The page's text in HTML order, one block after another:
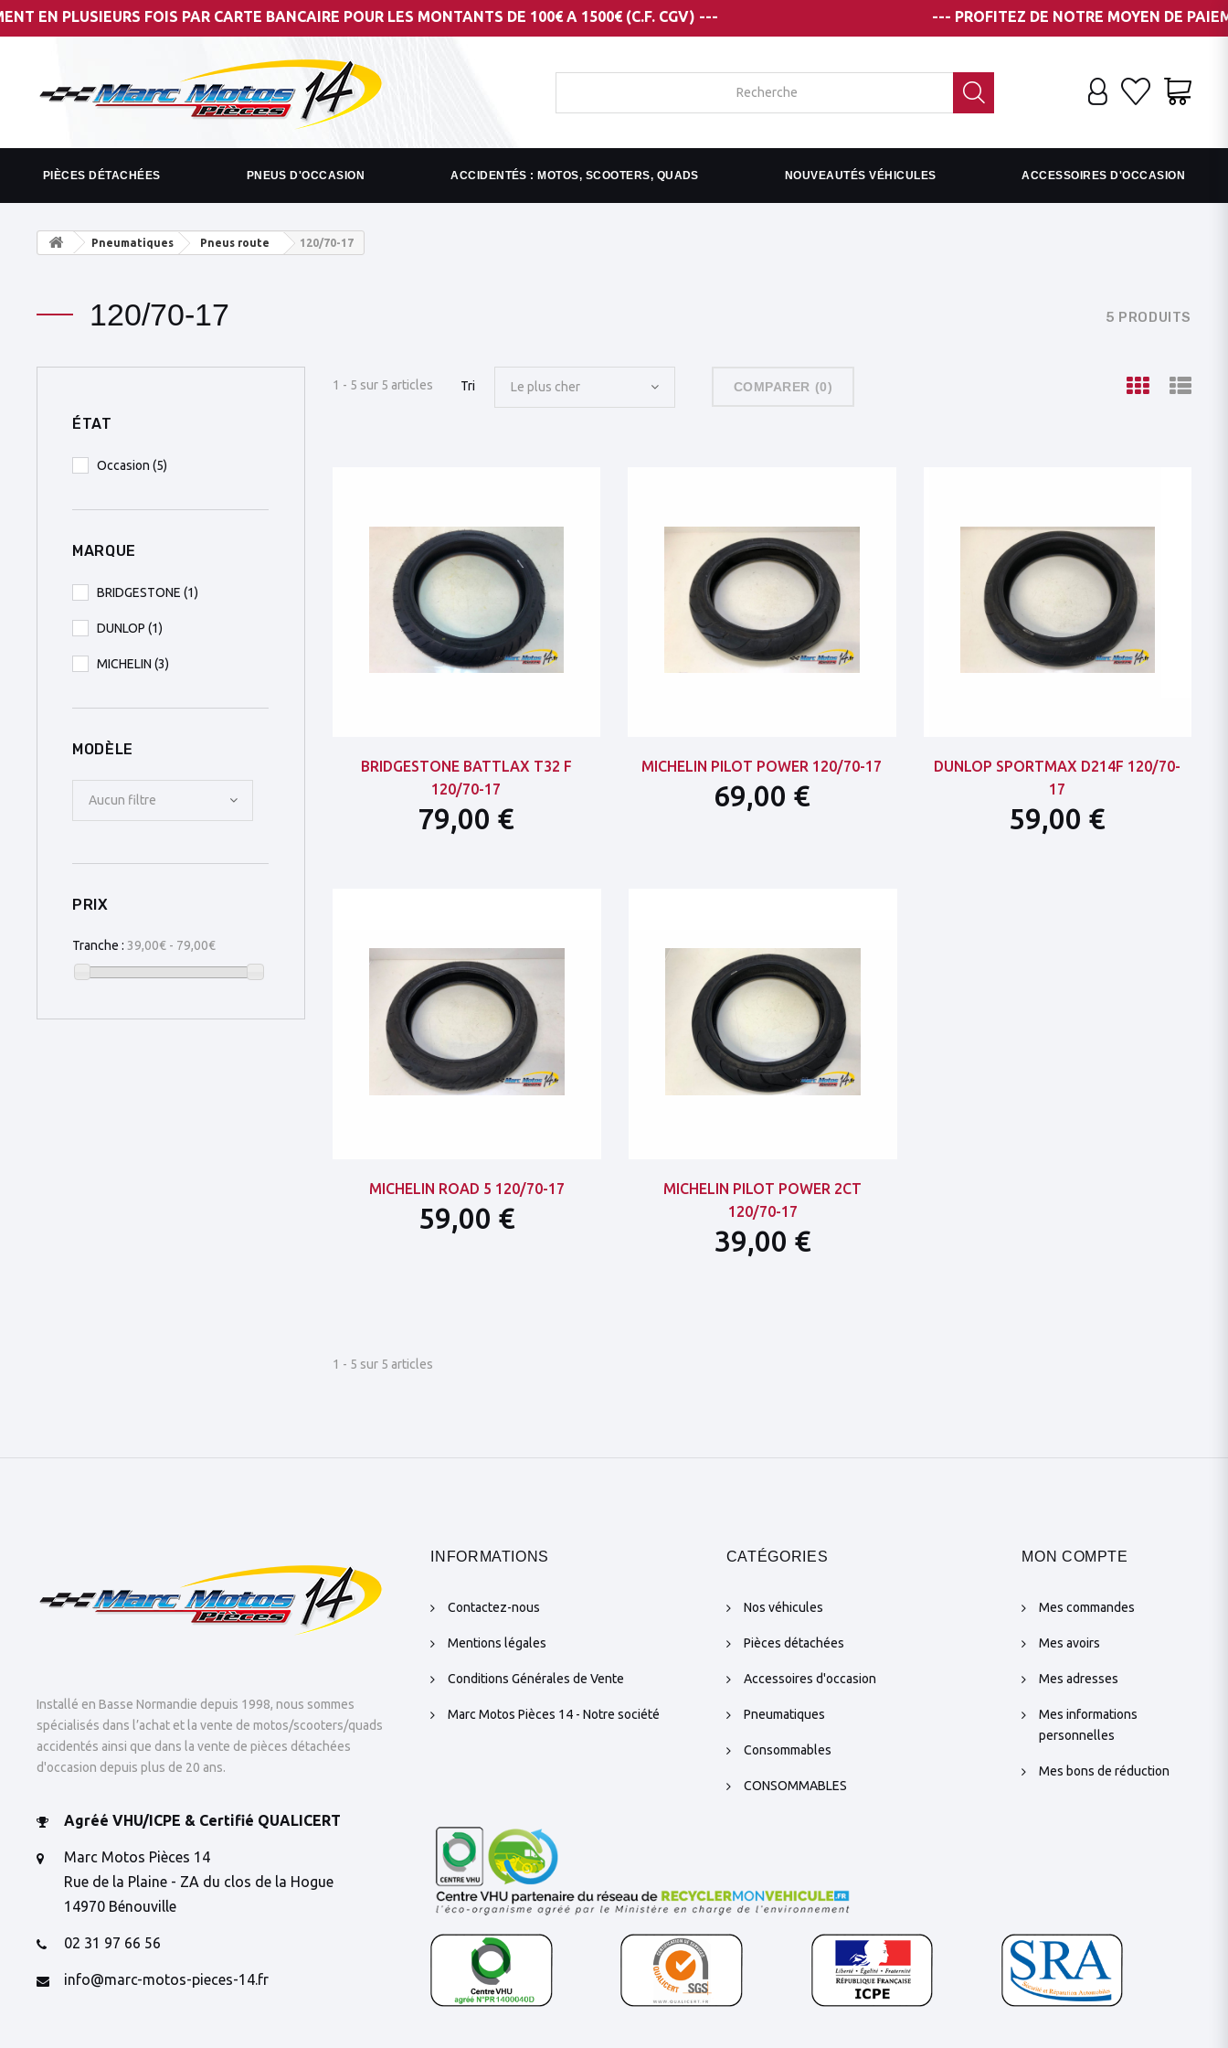
FOIS PAR CARTE BANCAIRE POUR LES MONTANTS DE 100€ A 1500€ (C.F. CGV) --- --- PROFITEZ DE NOTRE MOYEN DE PAIEMENT
PIÈCES DÉTACHÉES PNEUS D'OCCASION ACCIDENTÉS : MOTOS, SCOOTERS, QUADS NOUVEAUTÉS VÉHICULES ACCESSOIRES D'OCCASION
Pneumatiques Pneus route 120/70-17
120/70-17 5 PRODUITS
1 - 5 sur 5 articles Tri Le plus cher COMPARER (0)
BRIDGESTONE BATTLAX T32 F
120/70-17
79,00 €
MICHELIN PILOT POWER 120/70-17
69,00 €
DUNLOP SPORTMAX D214F 120/70-
17
59,00 €
MICHELIN ROAD 5 120/70-17
59,00 €
MICHELIN PILOT POWER 2CT
120/70-17
39,00 €
1 - 5 sur 5 articles
ÉTAT
Occasion (5)
MARQUE
BRIDGESTONE (1)
DUNLOP (1)
MICHELIN (3)
MODÈLE
Aucun filtre
PRIX
Tranche : 39,00€ - 79,00€
Installé en Basse Normandie depuis 1998, nous sommes
spécialisés dans l’achat et la vente de motos/scooters/quads
accidentés ainsi que dans la vente de pièces détachées
d'occasion depuis plus de 20 ans.
Agréé VHU/ICPE & Certifié QUALICERT
Marc Motos Pièces 14
Rue de la Plaine - ZA du clos de la Hogue
14970 Bénouville
02 31 97 66 56
info@marc-motos-pieces-14.fr
INFORMATIONS
Contactez-nous
Mentions légales
Conditions Générales de Vente
Marc Motos Pièces 14 - Notre société
CATÉGORIES
Nos véhicules
Pièces détachées
Accessoires d'occasion
Pneumatiques
Consommables
CONSOMMABLES
MON COMPTE
Mes commandes
Mes avoirs
Mes adresses
Mes informations
personnelles
Mes bons de réduction